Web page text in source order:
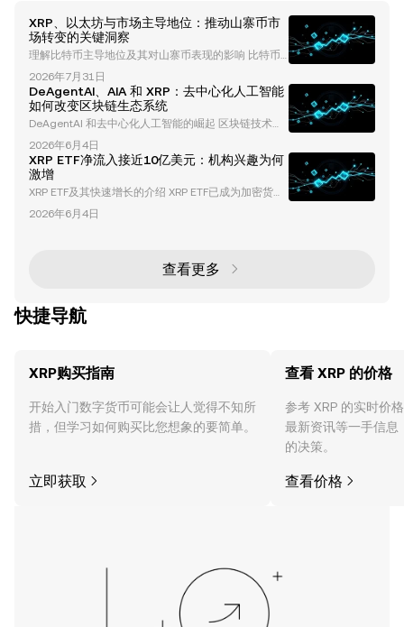
XRP、以太坊与市场主导地位：推动山寨币市
场转变的关键洞察
理解比特币主导地位及其对山寨币表现的影响 比特币
主导地位长期以来一直是理解加密货币市场趋势的重要
指标。历史上，比特币的主导地位反映了比特币在总加
密货币市值中所占的比例。截至目前，比特币的主导地
位已下降至约60-61%，这表明市场动态可能正在发生
变化。这种下降通常与资金流向山寨币相关，为像 以
太坊（ETH） 和 XRP 这样的资产创造了增长机会。 当
比特币的主导地位下降时，通常表明投资者正在将投资
组
2026年7月31日
DeAgentAI、AIA 和 XRP：去中心化人工智能
如何改变区块链生态系统
DeAgentAI 和去中心化人工智能的崛起 区块链技术与
人工智能（AI）的融合正在彻底改变科技领域，催生出
一系列创新项目，重新定义我们与数字生态系统的交互
方式。其中一个开创性的项目是 DeAgentAI ，这是一
种去中心化的 AI 代理基础设施，旨在促进跨多个区块
链网络的安全、可验证和可扩展的交互。凭借其原生代
币 AIA 和卓越的市场表现，DeAgentAI 正在成为加密
2026年6月4日
XRP ETF净流入接近10亿美元：机构兴趣为何
激增
XRP ETF及其快速增长的介绍 XRP ETF已成为加密货币
领域最具变革性的投资工具之一。在推出数周内，其累
计净流入接近10亿美元，这些ETF以前所未有的速度吸
传统金融市场的更广泛影响。 什么是XRP ETF？ XRP E
TF（交易所交易基金）是一种受监管的投资产品，追
2026年6月4日
查看更多
快捷导航
XRP购买指南
开始入门数字货币可能会让人觉得不知所
措，但学习如何购买比您想象的要简单。
立即获取
查看 XRP 的价格
参考 XRP 的实时价
最新资讯等一手信息
的决策。
查看价格